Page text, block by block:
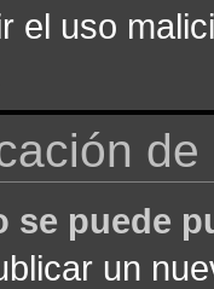
el uso
se puede
un